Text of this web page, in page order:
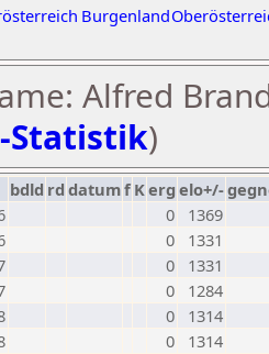
Burgenland
Alfred
Statistik)
bdld rd datumf Kerg elo+/-
0
1369
0
1331
0
1331
0
1284
0
1314
0
1314